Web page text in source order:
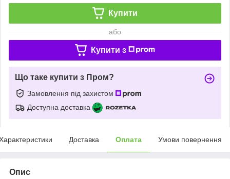
Купити
або
Купити з
Що таке купити з Пром?
Замовлення під захистом
Доступна доставка
Доставка Оплата Умови повернення
Опис